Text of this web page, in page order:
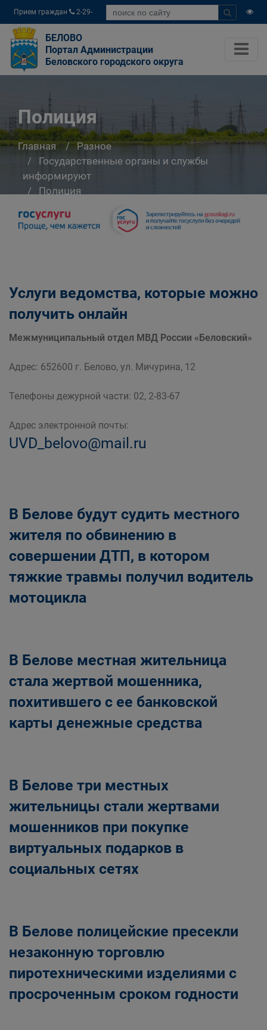
Прием граждан
2-29-
04
БЕЛОВО
Портал Администрации
Беловского городского округа
Полиция
Главная
Разное
Государственные органы и службы
информируют
Полиция
Услуги ведомства, которые можно
получить онлайн
Межмуниципальный отдел МВД России «Беловский»
Адрес: 652600 г. Белово, ул. Мичурина, 12
Телефоны дежурной части: 02, 2-83-67
Адрес электронной почты:
UVD_belovo@mail.ru
В Белове будут судить местного
жителя по обвинению в
совершении ДТП, в котором
тяжкие травмы получил водитель
мотоцикла
В Белове местная жительница
стала жертвой мошенника,
похитившего с ее банковской
карты денежные средства
В Белове три местных
жительницы стали жертвами
мошенников при покупке
виртуальных подарков в
социальных сетях
В Белове полицейские пресекли
незаконную торговлю
пиротехническими изделиями с
просроченным сроком годности